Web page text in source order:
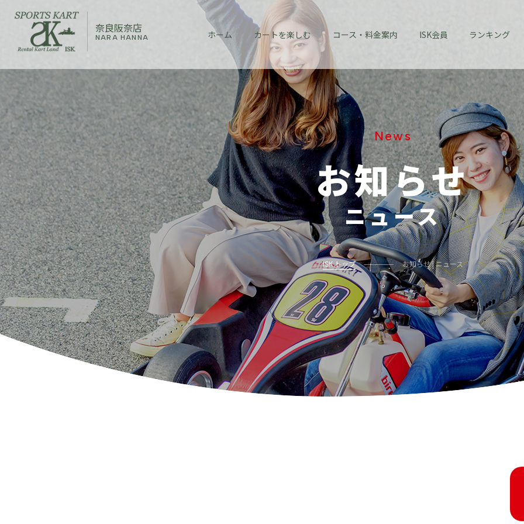
奈良阪奈店
NARA HANNA ホーム カートを楽しむ コース・料金案内 ISK会員 ランキング
News
お知らせ
ニュース
ISK トップ お知らせ | ニュース